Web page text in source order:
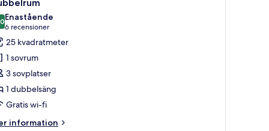
av 10
Enastående
6 recensioner
(6 recensioner)
25 kvadratmeter
1 sovrum
3 sovplatser
1 dubbelsäng
Gratis wi-fi
information